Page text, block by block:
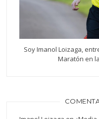
Soy Imanol Loizaga,
Maratón en